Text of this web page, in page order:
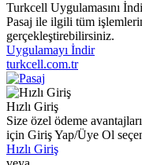
Turkcell Uygulamasını
Pasaj ile ilgili tüm
gerçekleştirebilirsiniz.
Uygulamayı İndir
turkcell.com.tr
Hızlı Giriş
Size özel ödeme
için Giriş Yap/Üye Ol
Hızlı Giriş